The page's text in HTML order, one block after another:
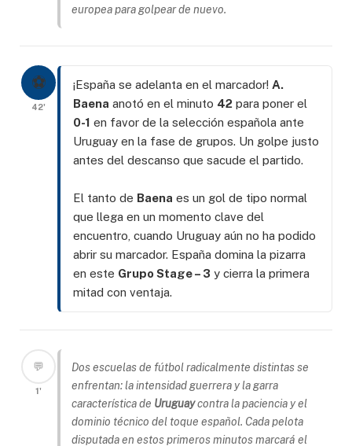
europea para golpear de nuevo.
⚽
42'
¡España se adelanta en el marcador! A.
Baena anotó en el minuto 42 para poner el
0-1 en favor de la selección española ante
Uruguay en la fase de grupos. Un golpe justo
antes del descanso que sacude el partido.
El tanto de Baena es un gol de tipo normal
que llega en un momento clave del
encuentro, cuando Uruguay aún no ha podido
abrir su marcador. España domina la pizarra
en este Grupo Stage – 3 y cierra la primera
mitad con ventaja.
💬
1'
Dos escuelas de fútbol radicalmente distintas se
enfrentan: la intensidad guerrera y la garra
característica de Uruguaycontra la paciencia y el
dominio técnico del toque español. Cada pelota
disputada en estos primeros minutos marcará el